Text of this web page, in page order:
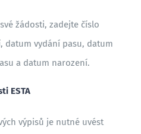
žádosti, zadejte číslo
datum vydání pasu, datum
a datum narození.
ESTA
výpisů je nutné uvést